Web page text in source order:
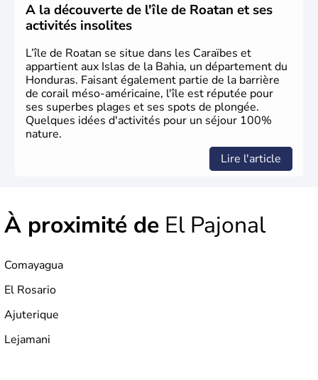
A la découverte de l'île de Roatan et ses
activités insolites
L’île de Roatan se situe dans les Caraïbes et
appartient aux Islas de la Bahia, un département du
Honduras. Faisant également partie de la barrière
de corail méso-américaine, l'île est réputée pour
ses superbes plages et ses spots de plongée.
Quelques idées d'activités pour un séjour 100%
nature.
Lire l'article
À proximité de El Pajonal
Comayagua
El Rosario
Ajuterique
Lejamani